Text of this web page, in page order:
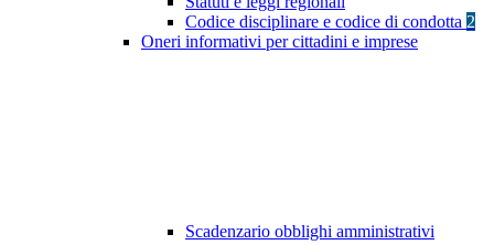
Codice disciplinare e codice di condotta 2
Oneri informativi per cittadini e imprese
Scadenzario obblighi amministrativi